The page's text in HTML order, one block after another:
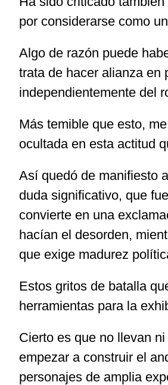
por considerarse como
Algo de razón puede
trata de hacer alianza en
independientemente del
Más temible que esto,
ocultada en esta actitud
Así quedó de manifiesto
duda significativo, que
convierte en una
hacían el desorden,
que exige madurez
Estos gritos de batalla
herramientas para la
Cierto es que no llevan
empezar a construir el
personajes de amplia